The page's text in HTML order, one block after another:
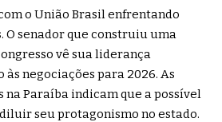
o União Brasil enfrentando
O senador que construiu uma
vê sua liderança
negociações para 2026. As
Paraíba indicam que a possível
seu protagonismo no estado.